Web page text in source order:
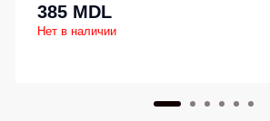
385 MDL
Нет в наличии